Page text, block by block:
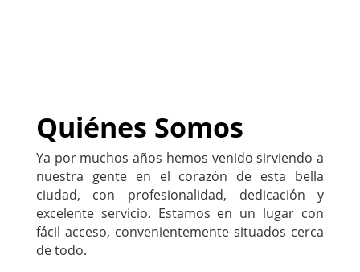
Quiénes Somos
Ya por muchos años hemos venido sirviendo a
nuestra gente en el corazón de esta bella
ciudad, con profesionalidad, dedicación y
excelente servicio. Estamos en un lugar con
fácil acceso, convenientemente situados cerca
de todo.